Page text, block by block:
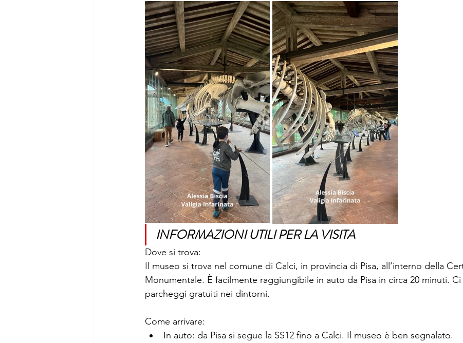
INFORMAZIONI UTILI PER LA VISITA
Dove si trova:
Il museo si trova nel comune di Calci, in provincia di Pisa, all’interno della
Monumentale. È facilmente raggiungibile in auto da Pisa in circa 20 minuti.
parcheggi gratuiti nei dintorni.
Come arrivare:
In auto: da Pisa si segue la SS12 fino a Calci. Il museo è ben segnalato.